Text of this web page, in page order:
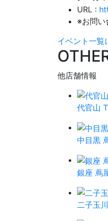
URL :
※お問
イベント一覧
他店舗情報
代官山
中目黒
銀座 蔦
二子玉